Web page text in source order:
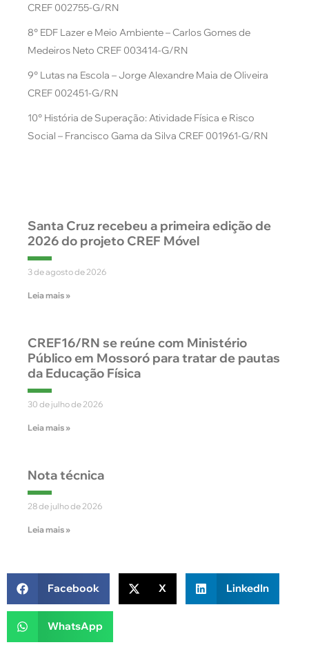
CREF 002755-G/RN
8° EDF Lazer e Meio Ambiente – Carlos Gomes de
Medeiros Neto CREF 003414-G/RN
9° Lutas na Escola – Jorge Alexandre Maia de Oliveira
CREF 002451-G/RN
10° História de Superação: Atividade Física e Risco
Social – Francisco Gama da Silva CREF 001961-G/RN
Santa Cruz recebeu a primeira edição de
2026 do projeto CREF Móvel
3 de agosto de 2026
Leia mais »
CREF16/RN se reúne com Ministério
Público em Mossoró para tratar de pautas
da Educação Física
30 de julho de 2026
Leia mais »
Nota técnica
28 de julho de 2026
Leia mais »
Facebook X LinkedIn
WhatsApp